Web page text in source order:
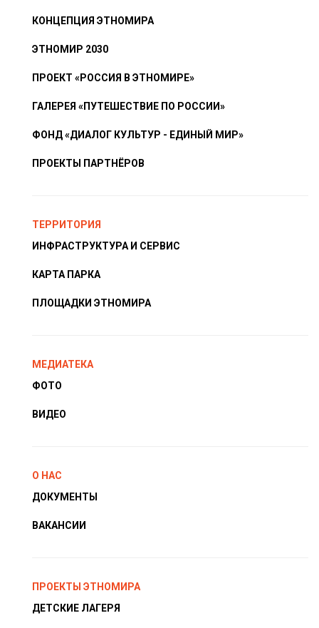
КОНЦЕПЦИЯ ЭТНОМИРА
ЭТНОМИР 2030
ПРОЕКТ «РОССИЯ В ЭТНОМИРЕ»
ГАЛЕРЕЯ «ПУТЕШЕСТВИЕ ПО РОССИИ»
ФОНД «ДИАЛОГ КУЛЬТУР - ЕДИНЫЙ МИР»
ПРОЕКТЫ ПАРТНЁРОВ
ТЕРРИТОРИЯ
ИНФРАСТРУКТУРА И СЕРВИС
КАРТА ПАРКА
ПЛОЩАДКИ ЭТНОМИРА
МЕДИАТЕКА
ФОТО
ВИДЕО
О НАС
ДОКУМЕНТЫ
ВАКАНСИИ
ПРОЕКТЫ ЭТНОМИРА
ДЕТСКИЕ ЛАГЕРЯ